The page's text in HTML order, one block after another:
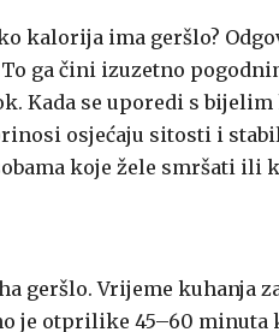
kalorija ima geršlo?
To ga čini izuzetno
Kada se uporedi s
osjećaju sitosti i
koje žele smršati ili
geršlo. Vrijeme kuhanja
je otprilike 45–60 minuta